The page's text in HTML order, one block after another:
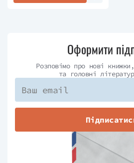
Оформити
Розповімо про нові
та головні